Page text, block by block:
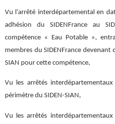
Vu l’arrêté interdépartemental en
adhésion du SIDENFrance au
compétence « Eau Potable »,
membres du SIDENFrance
SIAN pour cette compétence,
Vu les arrêtés
périmètre du SIDEN-SIAN,
Vu les arrêtés